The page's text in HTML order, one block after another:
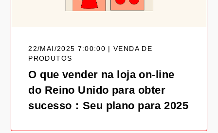
22/MAI/2025 7:00:00 | VENDA DE
PRODUTOS
O que vender na loja on-line
do Reino Unido para obter
sucesso：Seu plano para 2025